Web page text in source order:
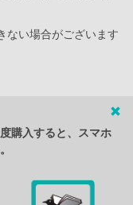
ない場合がございます
購入すると、スマホ